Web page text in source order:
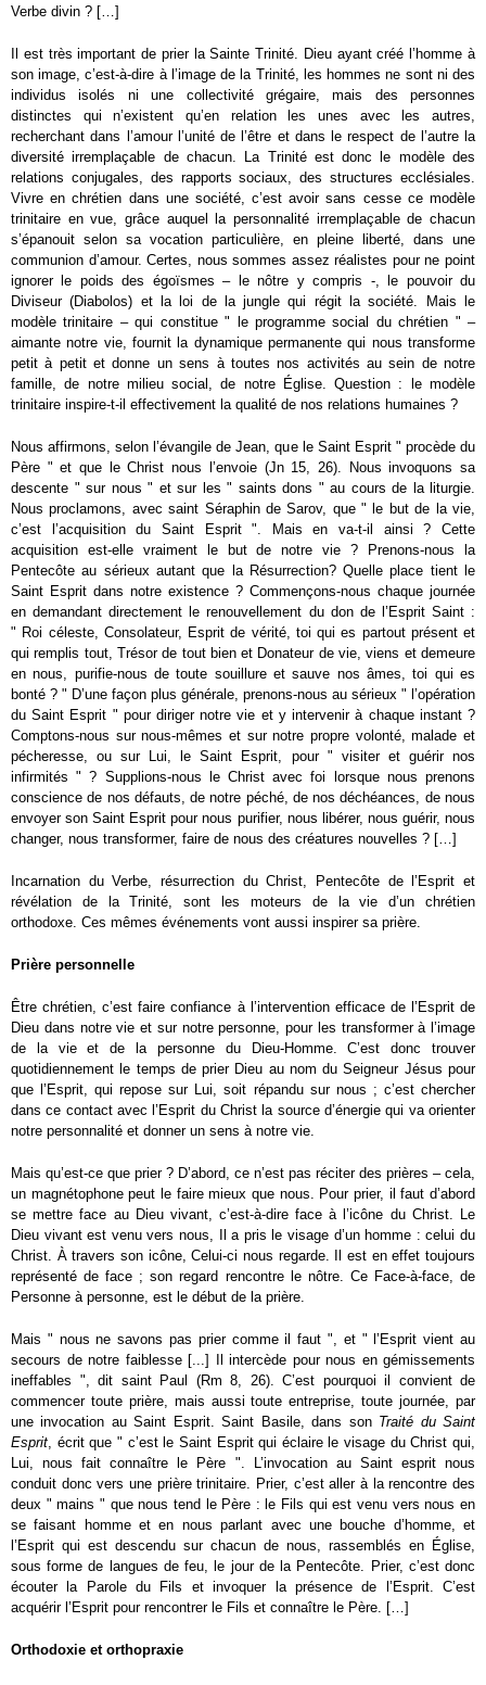
Verbe divin ? […]
Il est très important de prier la Sainte Trinité. Dieu ayant créé l’homme à
son image, c’est-à-dire à l’image de la Trinité, les hommes ne sont ni des
individus isolés ni une collectivité grégaire, mais des personnes
distinctes qui n’existent qu’en relation les unes avec les autres,
recherchant dans l’amour l’unité de l’être et dans le respect de l’autre la
diversité irremplaçable de chacun. La Trinité est donc le modèle des
relations conjugales, des rapports sociaux, des structures ecclésiales.
Vivre en chrétien dans une société, c’est avoir sans cesse ce modèle
trinitaire en vue, grâce auquel la personnalité irremplaçable de chacun
s’épanouit selon sa vocation particulière, en pleine liberté, dans une
communion d’amour. Certes, nous sommes assez réalistes pour ne point
ignorer le poids des égoïsmes – le nôtre y compris -, le pouvoir du
Diviseur (Diabolos) et la loi de la jungle qui régit la société. Mais le
modèle trinitaire – qui constitue " le programme social du chrétien " –
aimante notre vie, fournit la dynamique permanente qui nous transforme
petit à petit et donne un sens à toutes nos activités au sein de notre
famille, de notre milieu social, de notre Église. Question : le modèle
trinitaire inspire-t-il effectivement la qualité de nos relations humaines ?
Nous affirmons, selon l’évangile de Jean, que le Saint Esprit " procède du
Père " et que le Christ nous l’envoie (Jn 15, 26). Nous invoquons sa
descente " sur nous " et sur les " saints dons " au cours de la liturgie.
Nous proclamons, avec saint Séraphin de Sarov, que " le but de la vie,
c’est l’acquisition du Saint Esprit ". Mais en va-t-il ainsi ? Cette
acquisition est-elle vraiment le but de notre vie ? Prenons-nous la
Pentecôte au sérieux autant que la Résurrection? Quelle place tient le
Saint Esprit dans notre existence ? Commençons-nous chaque journée
en demandant directement le renouvellement du don de l’Esprit Saint :
" Roi céleste, Consolateur, Esprit de vérité, toi qui es partout présent et
qui remplis tout, Trésor de tout bien et Donateur de vie, viens et demeure
en nous, purifie-nous de toute souillure et sauve nos âmes, toi qui es
bonté ? " D’une façon plus générale, prenons-nous au sérieux " l’opération
du Saint Esprit " pour diriger notre vie et y intervenir à chaque instant ?
Comptons-nous sur nous-mêmes et sur notre propre volonté, malade et
pécheresse, ou sur Lui, le Saint Esprit, pour " visiter et guérir nos
infirmités " ? Supplions-nous le Christ avec foi lorsque nous prenons
conscience de nos défauts, de notre péché, de nos déchéances, de nous
envoyer son Saint Esprit pour nous purifier, nous libérer, nous guérir, nous
changer, nous transformer, faire de nous des créatures nouvelles ? […]
Incarnation du Verbe, résurrection du Christ, Pentecôte de l’Esprit et
révélation de la Trinité, sont les moteurs de la vie d’un chrétien
orthodoxe. Ces mêmes événements vont aussi inspirer sa prière.
Prière personnelle
Être chrétien, c’est faire confiance à l’intervention efficace de l’Esprit de
Dieu dans notre vie et sur notre personne, pour les transformer à l’image
de la vie et de la personne du Dieu-Homme. C’est donc trouver
quotidiennement le temps de prier Dieu au nom du Seigneur Jésus pour
que l’Esprit, qui repose sur Lui, soit répandu sur nous ; c’est chercher
dans ce contact avec l’Esprit du Christ la source d’énergie qui va orienter
notre personnalité et donner un sens à notre vie.
Mais qu’est-ce que prier ? D’abord, ce n’est pas réciter des prières – cela,
un magnétophone peut le faire mieux que nous. Pour prier, il faut d’abord
se mettre face au Dieu vivant, c’est-à-dire face à l’icône du Christ. Le
Dieu vivant est venu vers nous, Il a pris le visage d’un homme : celui du
Christ. À travers son icône, Celui-ci nous regarde. Il est en effet toujours
représenté de face ; son regard rencontre le nôtre. Ce Face-à-face, de
Personne à personne, est le début de la prière.
Mais " nous ne savons pas prier comme il faut ", et " l’Esprit vient au
secours de notre faiblesse [...] Il intercède pour nous en gémissements
ineffables ", dit saint Paul (Rm 8, 26). C’est pourquoi il convient de
commencer toute prière, mais aussi toute entreprise, toute journée, par
une invocation au Saint Esprit. Saint Basile, dans son Traité du Saint
Esprit , écrit que " c’est le Saint Esprit qui éclaire le visage du Christ qui,
Lui, nous fait connaître le Père ". L’invocation au Saint esprit nous
conduit donc vers une prière trinitaire. Prier, c’est aller à la rencontre des
deux " mains " que nous tend le Père : le Fils qui est venu vers nous en
se faisant homme et en nous parlant avec une bouche d’homme, et
l’Esprit qui est descendu sur chacun de nous, rassemblés en Église,
sous forme de langues de feu, le jour de la Pentecôte. Prier, c’est donc
écouter la Parole du Fils et invoquer la présence de l’Esprit. C’est
acquérir l’Esprit pour rencontrer le Fils et connaître le Père. […]
Orthodoxie et orthopraxie